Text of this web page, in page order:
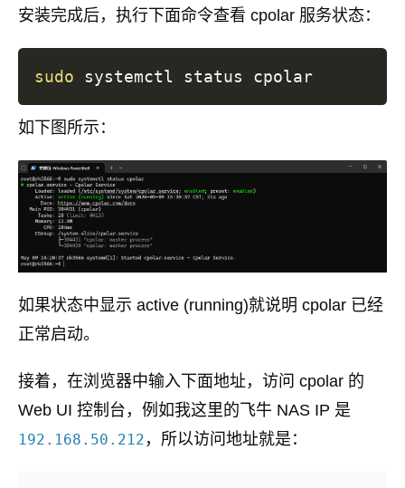
安装完成后，执行下面命令查看 cpolar 服务状态：
sudo
如下图所示：
如果状态中显示 active (running)就说明 cpolar 已经
正常启动。
接着，在浏览器中输入下面地址，访问 cpolar 的
Web UI 控制台，例如我这里的飞牛 NAS IP 是
192.168.50.212 ，所以访问地址就是：